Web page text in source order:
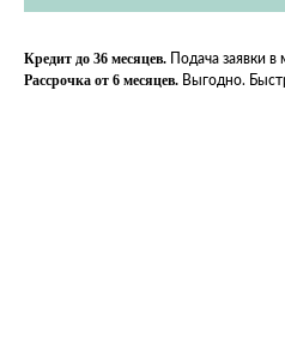
Кредит до 36 месяцев. Подача заявки в
Рассрочка от 6 месяцев. Выгодно.